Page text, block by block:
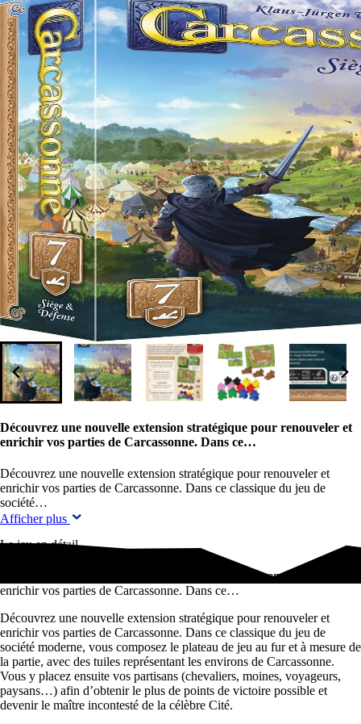
Découvrez une nouvelle extension stratégique pour renouveler et
enrichir vos parties de Carcassonne. Dans ce…
Découvrez une nouvelle extension stratégique pour renouveler et
enrichir vos parties de Carcassonne. Dans ce classique du jeu de
société…
Afficher plus
Le jeu en détail
Découvrez une nouvelle extension stratégique pour renouveler et
enrichir vos parties de Carcassonne. Dans ce…
Découvrez une nouvelle extension stratégique pour renouveler et
enrichir vos parties de Carcassonne. Dans ce classique du jeu de
société moderne, vous composez le plateau de jeu au fur et à mesure de
la partie, avec des tuiles représentant les environs de Carcassonne.
Vous y placez ensuite vos partisans (chevaliers, moines, voyageurs,
paysans…) afin d’obtenir le plus de points de victoire possible et
devenir le maître incontesté de la célèbre Cité.